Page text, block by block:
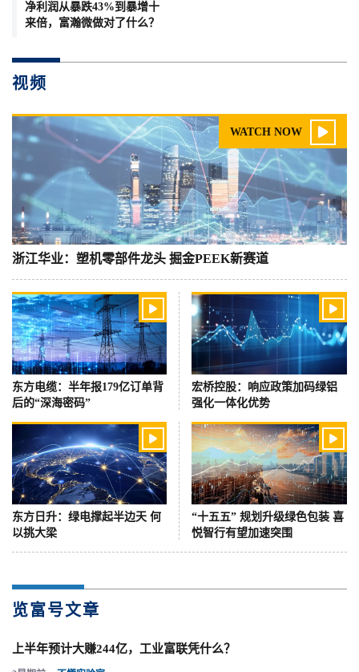
净利润从暴跌43%到暴增十
来倍，富瀚微做对了什么？
视频
WATCH NOW 
浙江华业：塑机零部件龙头 掘金PEEK新赛道

东方电缆：半年报179亿订单背
后的“深海密码”

宏桥控股：响应政策加码绿铝
强化一体化优势

东方日升：绿电撑起半边天 何
以挑大梁

“十五五” 规划升级绿色包装 喜
悦智行有望加速突围
览富号文章
上半年预计大赚244亿，工业富联凭什么？